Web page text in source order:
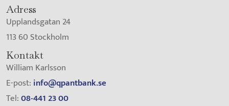
Adress
Upplandsgatan 24
113 60 Stockholm
Kontakt
William Karlsson
E-post: info@qpantbank.se
Tel:08-441 23 00